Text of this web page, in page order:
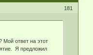
181
Мой ответ на этот
Я предложил